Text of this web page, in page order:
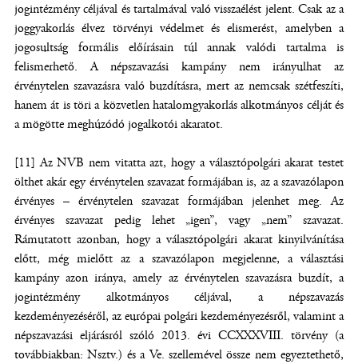
jogintézmény céljával és tartalmával való visszaélést jelent. Csak az a
joggyakorlás élvez törvényi védelmet és elismerést, amelyben a
jogosultság formális előírásain túl annak valódi tartalma is
felismerhető. A népszavazási kampány nem irányulhat az
érvénytelen szavazásra való buzdításra, mert az nemcsak szétfeszíti,
hanem át is töri a közvetlen hatalomgyakorlás alkotmányos célját és
a mögötte meghúzódó jogalkotói akaratot.
[11] Az NVB nem vitatta azt, hogy a választópolgári akarat testet
ölthet akár egy érvénytelen szavazat formájában is, az a szavazólapon
érvényes – érvénytelen szavazat formájában jelenhet meg. Az
érvényes szavazat pedig lehet „igen”, vagy „nem” szavazat.
Rámutatott azonban, hogy a választópolgári akarat kinyilvánítása
előtt, még mielőtt az a szavazólapon megjelenne, a választási
kampány azon iránya, amely az érvénytelen szavazásra buzdít, a
jogintézmény alkotmányos céljával, a népszavazás
kezdeményezéséről, az európai polgári kezdeményezésről, valamint a
népszavazási eljárásról szóló 2013. évi CCXXXVIII. törvény (a
továbbiakban: Nsztv.) és a Ve. szellemével össze nem egyeztethető,